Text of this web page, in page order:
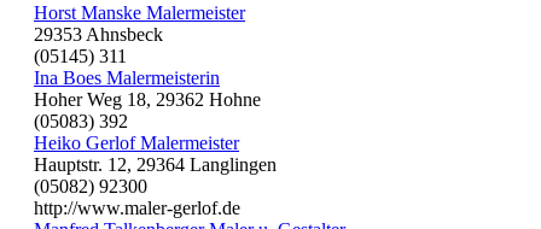
Horst Manske Malermeister
29353 Ahnsbeck
(05145) 311
Ina Boes Malermeisterin
Hoher Weg 18, 29362 Hohne
(05083) 392
Heiko Gerlof Malermeister
Hauptstr. 12, 29364 Langlingen
(05082) 92300
http://www.maler-gerlof.de